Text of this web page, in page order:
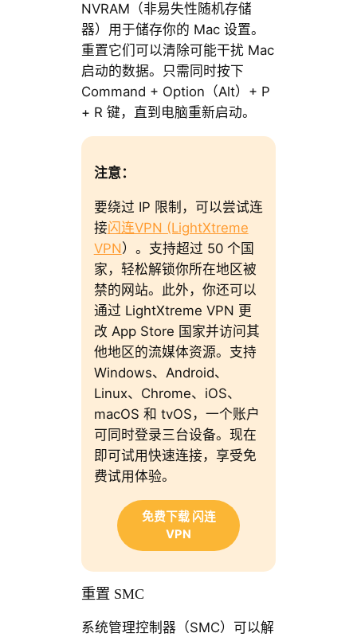
NVRAM（非易失性随机存储
器）用于储存你的 Mac 设置。
重置它们可以清除可能干扰 Mac
启动的数据。只需同时按下
Command + Option（Alt）+ P
+ R 键，直到电脑重新启动。
注意：
要绕过 IP 限制，可以尝试连
接闪连VPN (LightXtreme
VPN）。支持超过 50 个国
家，轻松解锁你所在地区被
禁的网站。此外，你还可以
通过 LightXtreme VPN 更
改 App Store 国家并访问其
他地区的流媒体资源。支持
Windows、Android、
Linux、Chrome、iOS、
macOS 和 tvOS，一个账户
可同时登录三台设备。现在
即可试用快速连接，享受免
费试用体验。
免费下载 闪连
VPN
重置 SMC
系统管理控制器（SMC）可以解